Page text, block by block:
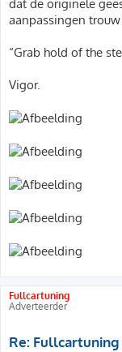
dat de originele
aanpassingen
“Grab hold of the
Vigor.
Fullcartuning
Adverteerder
Re: